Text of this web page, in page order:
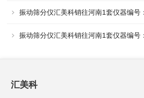
振动筛分仪汇美科销往河南1套仪器编号
振动筛分仪汇美科销往河南1套仪器编号
汇美科